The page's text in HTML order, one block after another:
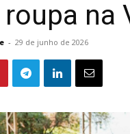
na
- 29 de junho de 2026